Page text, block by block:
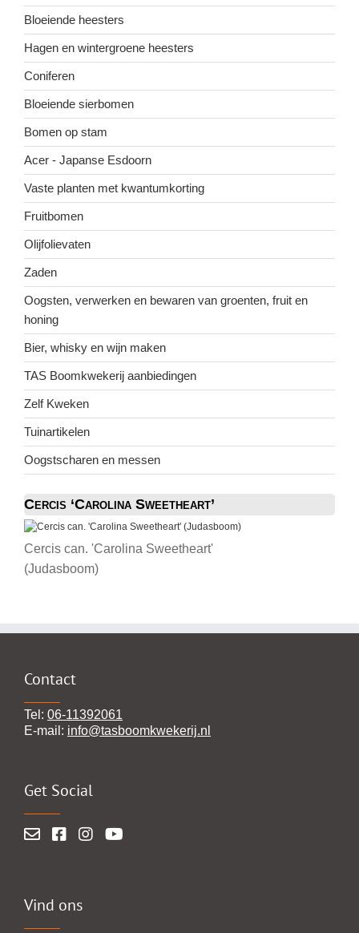
Bloeiende heesters
Hagen en wintergroene heesters
Coniferen
Bloeiende sierbomen
Bomen op stam
Acer - Japanse Esdoorn
Vaste planten met kwantumkorting
Fruitbomen
Olijfolievaten
Zaden
Oogsten, verwerken en bewaren van groenten, fruit en
honing
Bier, whisky en wijn maken
TAS Boomkwekerij aanbiedingen
Zelf Kweken
Tuinartikelen
Oogstscharen en messen
Cercis ‘Carolina Sweetheart’
Cercis can. 'Carolina Sweetheart'
(Judasboom)
Contact
Tel: 06-11392061
E-mail: info@tasboomkwekerij.nl
Get Social
Vind ons